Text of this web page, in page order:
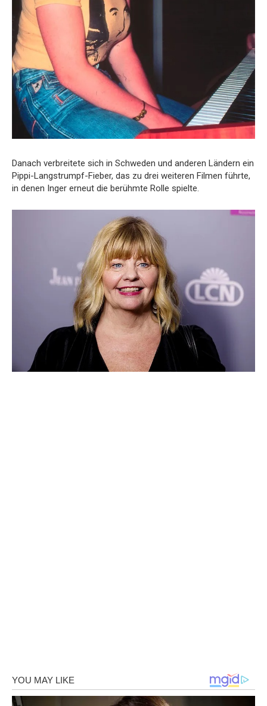
Danach verbreitete sich in Schweden und anderen Ländern ein
Pippi-Langstrumpf-Fieber, das zu drei weiteren Filmen führte,
in denen Inger erneut die berühmte Rolle spielte.